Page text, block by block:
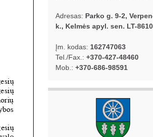
Adresas: Parko g. 9-2,
k., Kelmės apyl. sen. LT-
Įm. kodas: 162747063
Tel./Fax.: +370-427-48460
Mob.: +370-686-98591